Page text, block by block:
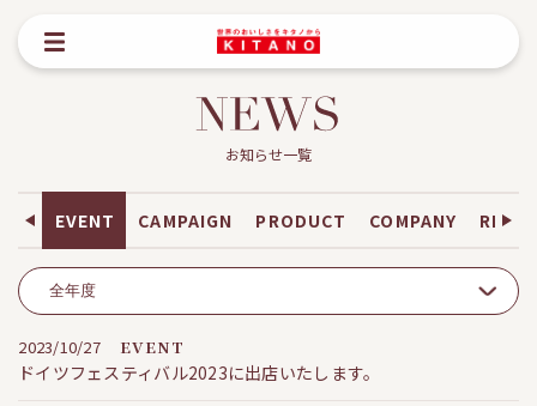
お知らせ一覧
EVENT CAMPAIGN PRODUCT COMPANY
2023/10/27 EVENT
ドイツフェスティバル2023に出店いたします。